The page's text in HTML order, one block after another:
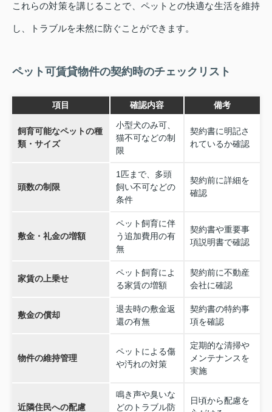
これらの対策を講じることで、ペットとの快適な生活を維持
し、トラブルを未然に防ぐことができます。
ペット可賃貸物件の契約時のチェックリスト
項目 確認内容 備考
飼育可能なペットの種
類・サイズ
小型犬のみ可、
猫不可などの制
限
契約書に明記さ
れているか確認
頭数の制限
1匹まで、多頭
飼い不可などの
条件
契約前に詳細を
確認
敷金・礼金の増額
ペット飼育に伴
う追加費用の有
無
契約書や重要事
項説明書で確認
家賃の上乗せ
ペット飼育によ
る家賃の増額
契約前に不動産
会社に確認
敷金の償却
退去時の敷金返
還の有無
契約書の特約事
項を確認
物件の維持管理
ペットによる傷
や汚れの対策
定期的な清掃や
メンテナンスを
実施
近隣住民への配慮
鳴き声や臭いな
どのトラブル防
日頃から配慮を